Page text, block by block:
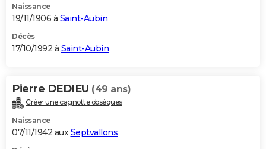
Naissance
19/11/1906 à Saint-Aubin
Décès
17/10/1992 à Saint-Aubin
Pierre DEDIEU (49 ans)
Créer une cagnotte obsèques
Naissance
07/11/1942 auxSeptvallons